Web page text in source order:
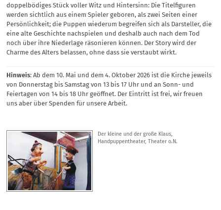
doppelbödiges Stück voller Witz und Hintersinn: Die Titelfiguren
werden sichtlich aus einem Spieler geboren, als zwei Seiten einer
Persönlichkeit; die Puppen wiederum begreifen sich als Darsteller, die
eine alte Geschichte nachspielen und deshalb auch nach dem Tod
noch über ihre Niederlage räsonieren können. Der Story wird der
Charme des Alters belassen, ohne dass sie verstaubt wirkt.
Hinweis: Ab dem 10. Mai und dem 4. Oktober 2026 ist die Kirche jeweils
von Donnerstag bis Samstag von 13 bis 17 Uhr und an Sonn- und
Feiertagen von 14 bis 18 Uhr geöffnet. Der Eintritt ist frei, wir freuen
uns aber über Spenden für unsere Arbeit.
Der kleine und der große Klaus,
Handpuppentheater, Theater o.N.